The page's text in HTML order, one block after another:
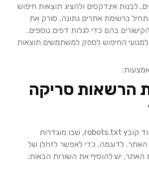
לבנות אינדקסים ולהציג תוצאות חיפוש
ברשימת אתרים נתונה, סורק את
בהם כדי לגלות דפים נוספים.
החיפוש לספק למשתמשים תוצאות
הרשאות סריקה
רצוי שיהיה לכם בקוד קובץ robots.txt, שבו מוגדרות
לדוגמה, כדי לאפשר לזחלן של